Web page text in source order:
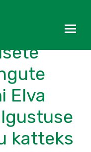
EAS
Elva
katteks